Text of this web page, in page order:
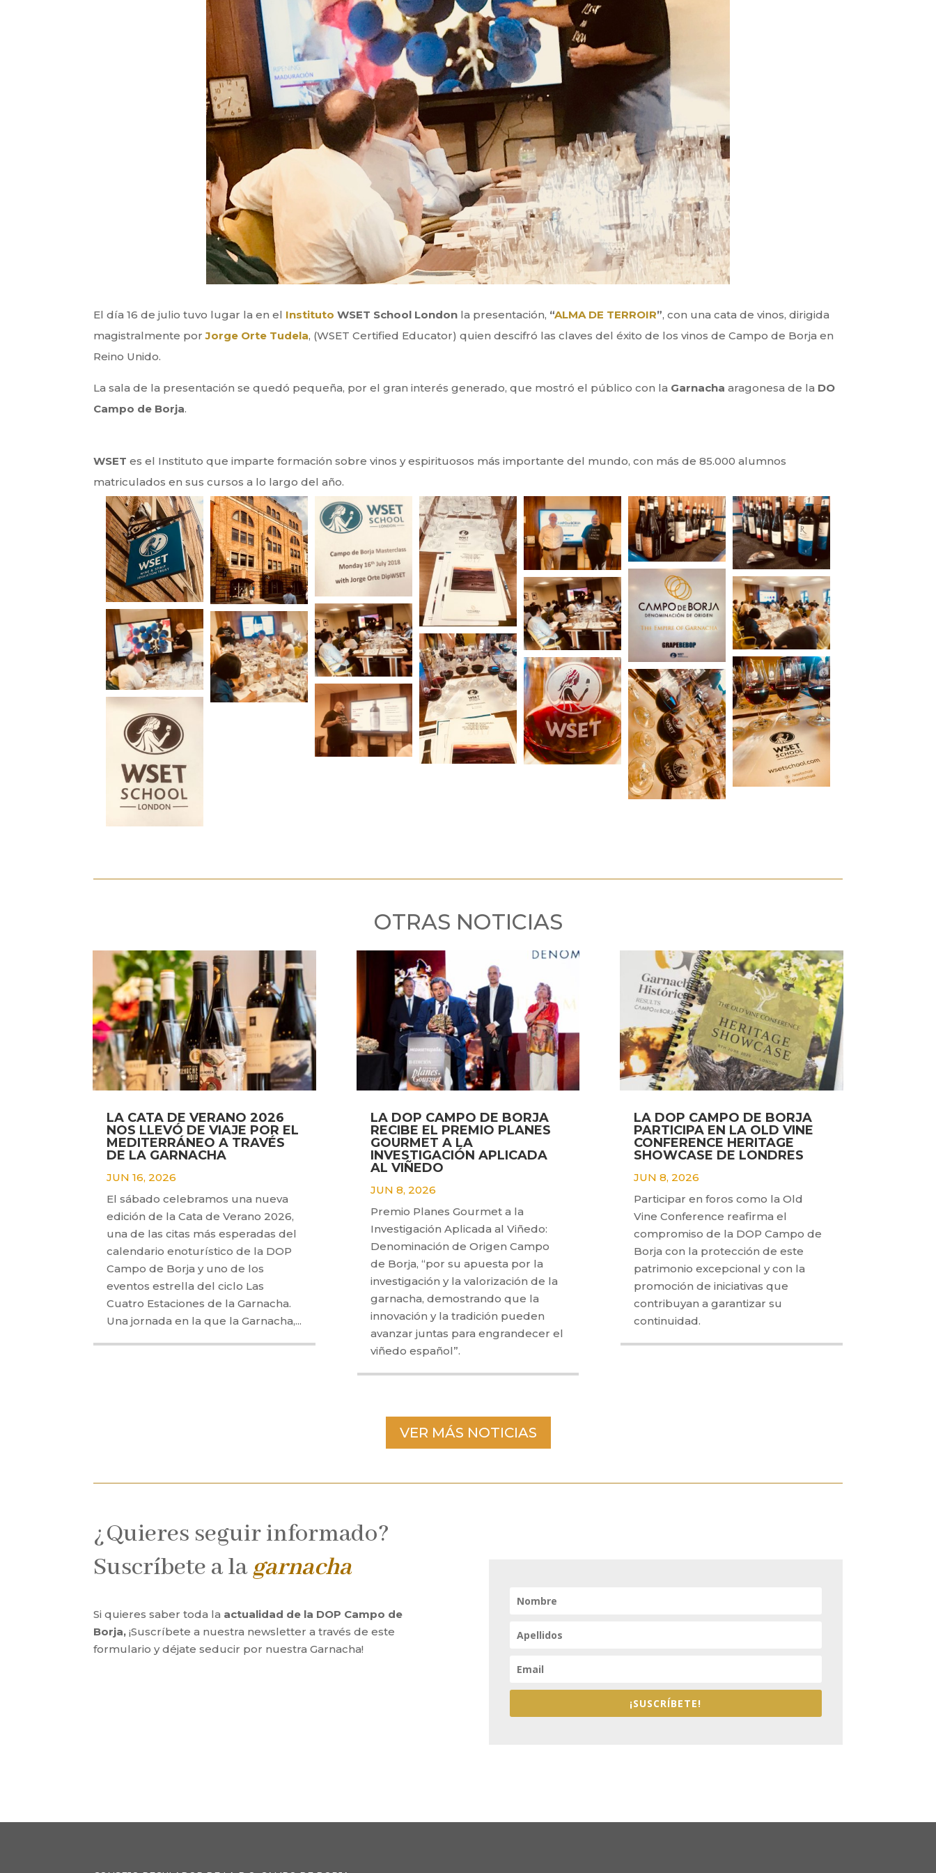
El día 16 de julio tuvo lugar la en el InstitutoWSET School London la presentación, “ALMA DE TERROIR”, con una cata de vinos, dirigida
magistralmente porJorge Orte Tudela, (WSET Certified Educator) quien descifró las claves del éxito de los vinos de Campo de Borja en
Reino Unido.
La sala de la presentación se quedó pequeña, por el gran interés generado, que mostró el público con la Garnacha aragonesa de la DO
Campo de Borja.
WSET es el Instituto que imparte formación sobre vinos y espirituosos más importante del mundo, con más de 85.000 alumnos
matriculados en sus cursos a lo largo del año.
OTRAS NOTICIAS
LA CATA DE VERANO 2026
NOS LLEVÓ DE VIAJE POR EL
MEDITERRÁNEO A TRAVÉS
DE LA GARNACHA
JUN 16, 2026
El sábado celebramos una nueva
edición de la Cata de Verano 2026,
una de las citas más esperadas del
calendario enoturístico de la DOP
Campo de Borja y uno de los
eventos estrella del ciclo Las
Cuatro Estaciones de la Garnacha.
Una jornada en la que la Garnacha,...
LA DOP CAMPO DE BORJA
RECIBE EL PREMIO PLANES
GOURMET A LA
INVESTIGACIÓN APLICADA
AL VIÑEDO
JUN 8, 2026
Premio Planes Gourmet a la
Investigación Aplicada al Viñedo:
Denominación de Origen Campo
de Borja, “por su apuesta por la
investigación y la valorización de la
garnacha, demostrando que la
innovación y la tradición pueden
avanzar juntas para engrandecer el
viñedo español”.
LA DOP CAMPO DE BORJA
PARTICIPA EN LA OLD VINE
CONFERENCE HERITAGE
SHOWCASE DE LONDRES
JUN 8, 2026
Participar en foros como la Old
Vine Conference reafirma el
compromiso de la DOP Campo de
Borja con la protección de este
patrimonio excepcional y con la
promoción de iniciativas que
contribuyan a garantizar su
continuidad.
VER MÁS NOTICIAS
¿Quieres seguir informado?
Suscríbete a lagarnacha
Si quieres saber toda la actualidad de la DOP Campo de
Borja, ¡Suscríbete a nuestra newsletter a través de este
formulario y déjate seducir por nuestra Garnacha!
¡SUSCRÍBETE!